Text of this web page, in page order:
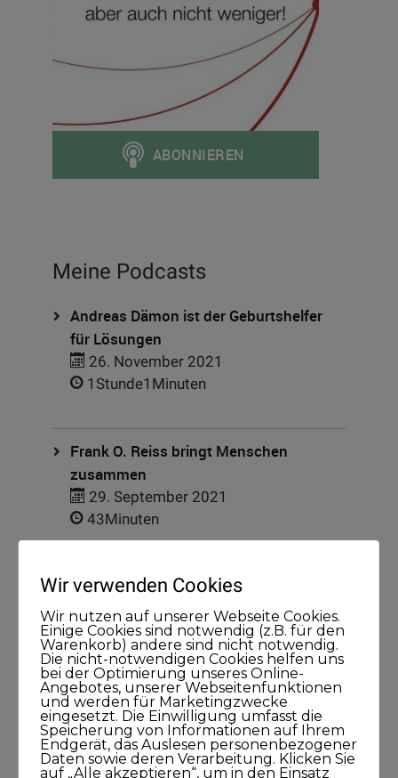
Meine Podcasts
Andreas Dämon ist der Geburtshelfer
für Lösungen
26. November 2021
1Stunde1Minuten
Frank O. Reiss bringt Menschen
zusammen
29. September 2021
43Minuten
Larissa Wasserthal sagt: Alles beginnt
bei Dir selbst
15. April 2021
45Minuten
Wir verwenden Cookies
Wir nutzen auf unserer Webseite Cookies.
Einige Cookies sind notwendig (z.B. für den
Warenkorb) andere sind nicht notwendig.
Die nicht-notwendigen Cookies helfen uns
bei der Optimierung unseres Online-
Angebotes, unserer Webseitenfunktionen
und werden für Marketingzwecke
eingesetzt. Die Einwilligung umfasst die
Speicherung von Informationen auf Ihrem
Endgerät, das Auslesen personenbezogener
Daten sowie deren Verarbeitung. Klicken Sie
auf „Alle akzeptieren“, um in den Einsatz